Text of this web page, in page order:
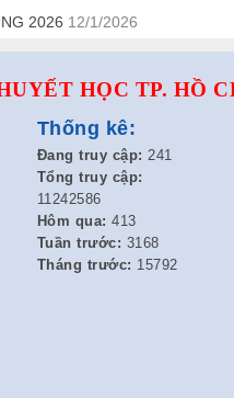
2026 12/1/2026
HỌC TP. HỒ
Thống kê:
Đang truy cập: 241
Tổng truy cập:
11242586
Hôm qua: 413
Tuần trước: 3168
Tháng trước: 15792